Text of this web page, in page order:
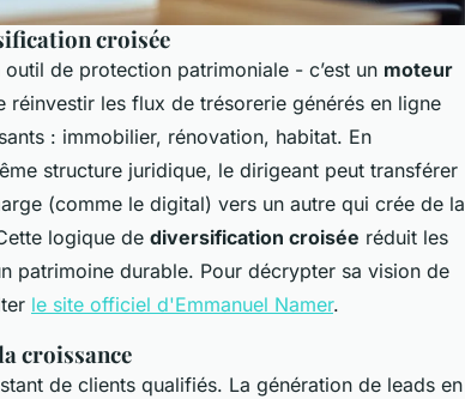
croisée
outil de protection patrimoniale - c’est un moteur
réinvestir les flux de trésorerie générés en ligne
: immobilier, rénovation, habitat. En
structure juridique, le dirigeant peut transférer
(comme le digital) vers un autre qui crée de la
logique de diversification croisée réduit les
patrimoine durable. Pour décrypter sa vision de
le site officiel d'Emmanuel Namer.
croissance
de clients qualifiés. La génération de leads en